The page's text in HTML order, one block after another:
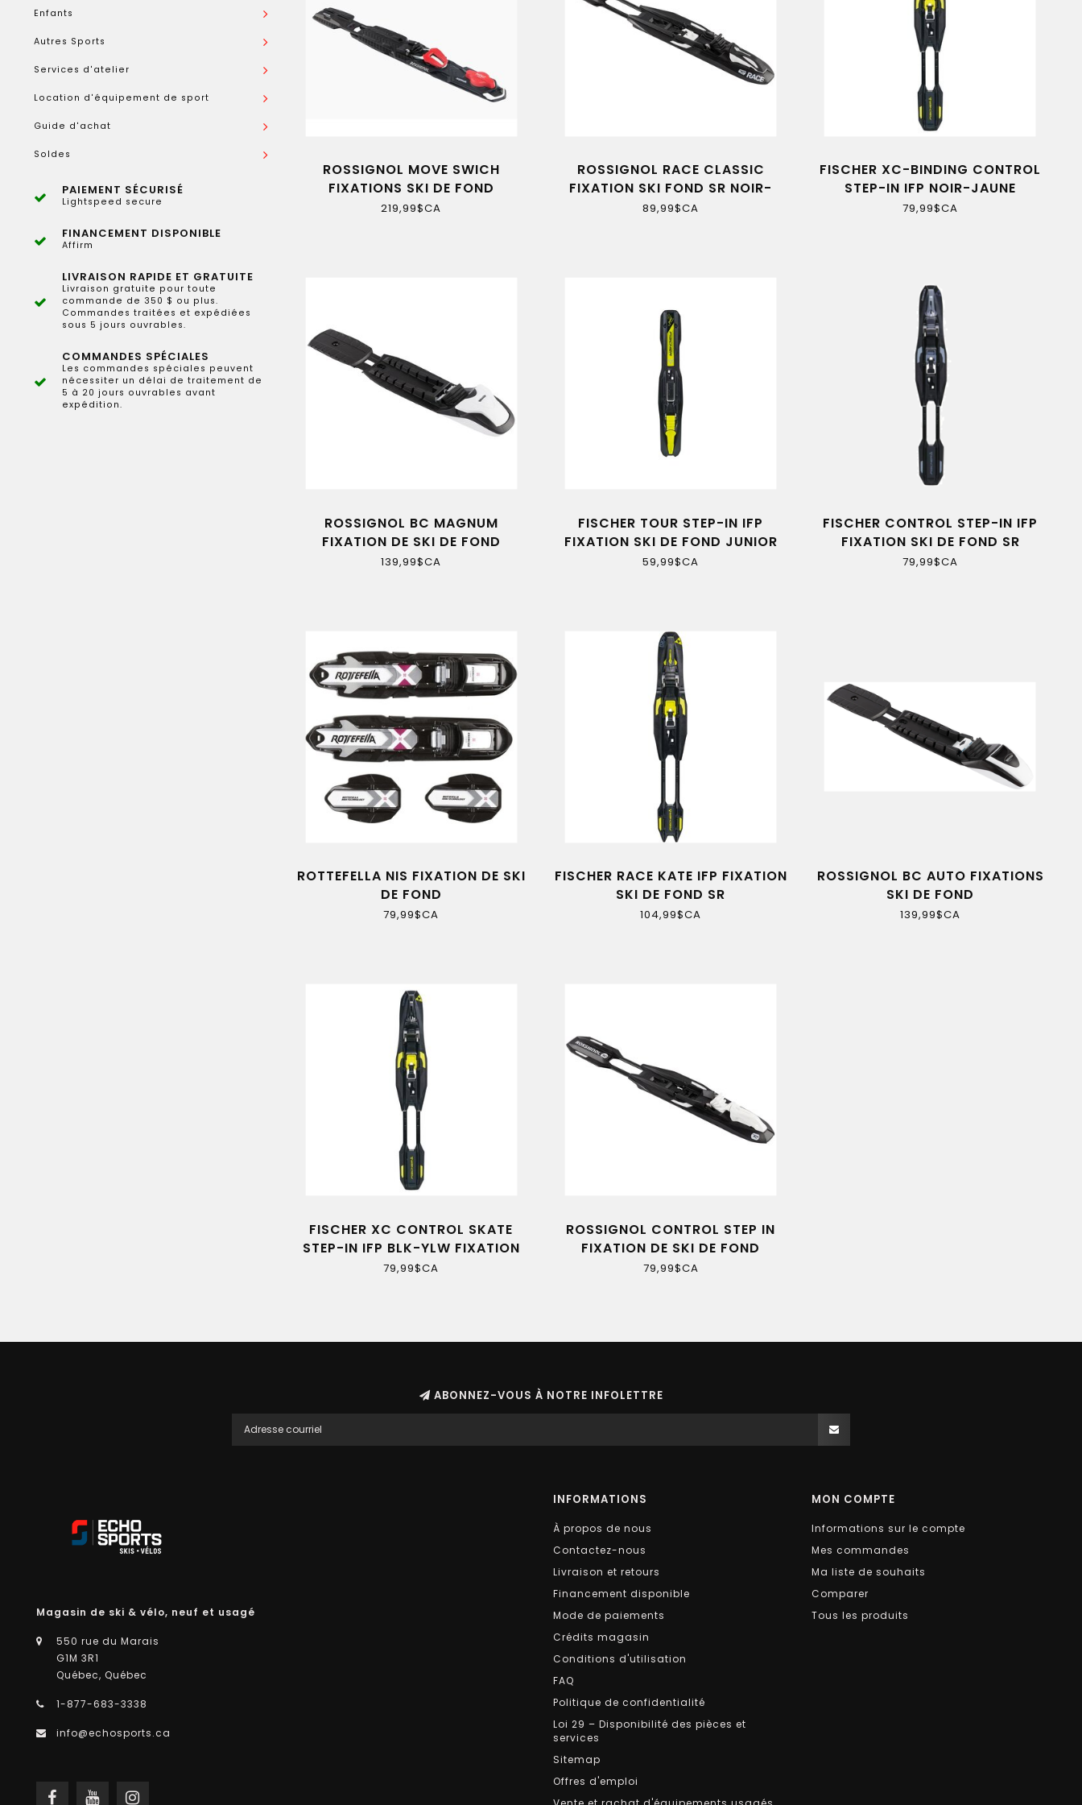
Enfants
Autres Sports
Services d'atelier
Location d'équipement de sport
Guide d'achat
Soldes
PAIEMENT SÉCURISÉ
Lightspeed secure
FINANCEMENT DISPONIBLE
Affirm
LIVRAISON RAPIDE ET GRATUITE
Livraison gratuite pour toute
commande de 350 $ ou plus.
Commandes traitées et expédiées
sous 5 jours ouvrables.
COMMANDES SPÉCIALES
Les commandes spéciales peuvent
nécessiter un délai de traitement de
5 à 20 jours ouvrables avant
expédition.
ROSSIGNOL MOVE SWICH
FIXATIONS SKI DE FOND
219,99$CA
ROSSIGNOL RACE CLASSIC
FIXATION SKI FOND SR NOIR-
BLANC
89,99$CA
FISCHER XC-BINDING CONTROL
STEP-IN IFP NOIR-JAUNE
79,99$CA
ROSSIGNOL BC MAGNUM
FIXATION DE SKI DE FOND
BACKCOUNTRY
139,99$CA
FISCHER TOUR STEP-IN IFP
FIXATION SKI DE FOND JUNIOR
UNIVERSELLE
59,99$CA
FISCHER CONTROL STEP-IN IFP
FIXATION SKI DE FOND SR
79,99$CA
ROTTEFELLA NIS FIXATION DE SKI
DE FOND
79,99$CA
FISCHER RACE KATE IFP FIXATION
SKI DE FOND SR
104,99$CA
ROSSIGNOL BC AUTO FIXATIONS
SKI DE FOND
139,99$CA
FISCHER XC CONTROL SKATE
STEP-IN IFP BLK-YLW FIXATION
SKI DE FOND 22
79,99$CA
ROSSIGNOL CONTROL STEP IN
FIXATION DE SKI DE FOND
UNISEXE
79,99$CA
ABONNEZ-VOUS À NOTRE INFOLETTRE
Magasin de ski & vélo, neuf et usagé
550 rue du Marais
G1M 3R1
Québec, Québec
1-877-683-3338
info@echosports.ca
INFORMATIONS
À propos de nous
Contactez-nous
Livraison et retours
Financement disponible
Mode de paiements
Crédits magasin
Conditions d'utilisation
FAQ
Politique de confidentialité
Loi 29 – Disponibilité des pièces et
services
Sitemap
Offres d'emploi
MON COMPTE
Informations sur le compte
Mes commandes
Ma liste de souhaits
Comparer
Tous les produits